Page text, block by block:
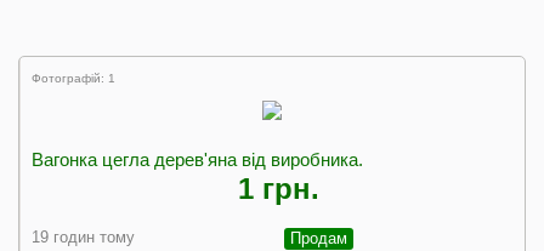
Фотографій: 1
Вагонка цегла дерев'яна від виробника.
1 грн.
19 годин тому Продам